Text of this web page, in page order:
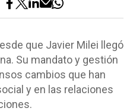
que Javier Milei llegó
Su mandato y gestión
cambios que han
y en las relaciones